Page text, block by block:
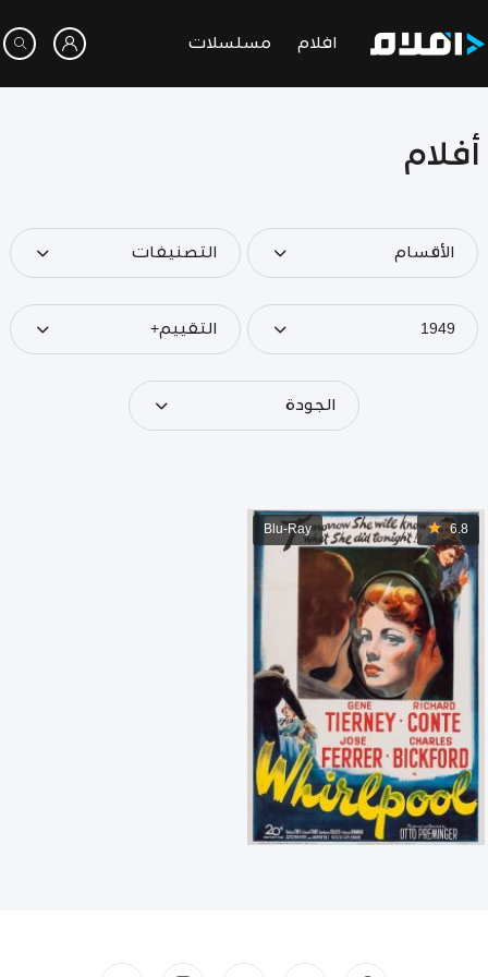
افلام مسلسلات
أفلام
الأقسام التصنيفات
1949 التقييم+
الجودة
6.8
Blu-Ray